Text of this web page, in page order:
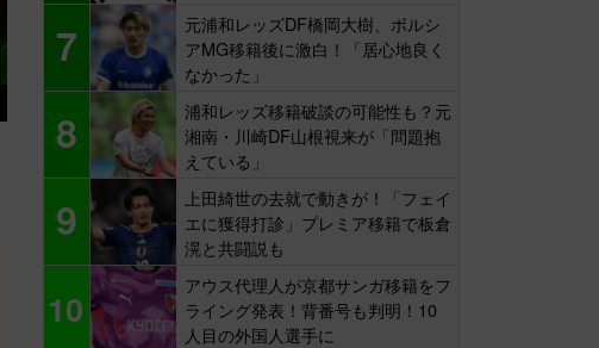
7
元浦和レッズDF橋岡大樹、ボルシ
アMG移籍後に激白！「居心地良く
なかった」
8
浦和レッズ移籍破談の可能性も？元
湘南・川崎DF山根視来が「問題抱
えている」
9
上田綺世の去就で動きが！「フェイ
エに獲得打診」プレミア移籍で板倉
滉と共闘説も
10
アウス代理人が京都サンガ移籍をフ
ライング発表！背番号も判明！10
人目の外国人選手に